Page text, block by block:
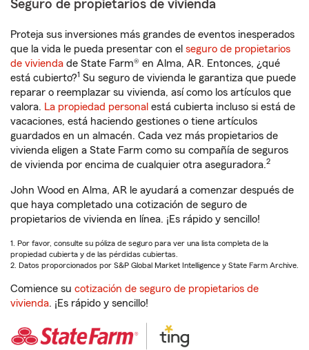
Seguro de propietarios de vivienda
Proteja sus inversiones más grandes de eventos inesperados
que la vida le pueda presentar con el seguro de propietarios
de vivienda de State Farm® en Alma, AR. Entonces, ¿qué
está cubierto?1 Su seguro de vivienda le garantiza que puede
reparar o reemplazar su vivienda, así como los artículos que
valora. La propiedad personal está cubierta incluso si está de
vacaciones, está haciendo gestiones o tiene artículos
guardados en un almacén. Cada vez más propietarios de
vivienda eligen a State Farm como su compañía de seguros
de vivienda por encima de cualquier otra aseguradora.2
John Wood en Alma, AR le ayudará a comenzar después de
que haya completado una cotización de seguro de
propietarios de vivienda en línea. ¡Es rápido y sencillo!
1. Por favor, consulte su póliza de seguro para ver una lista completa de la
propiedad cubierta y de las pérdidas cubiertas.
2. Datos proporcionados por S&P Global Market Intelligence y State Farm Archive.
Comience su cotización de seguro de propietarios de
vivienda. ¡Es rápido y sencillo!